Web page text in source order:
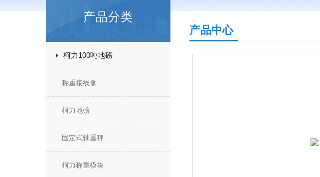
产品分类
柯力100吨地磅
称重接线盒
柯力地磅
固定式轴重秤
柯力称重模块
产品中心